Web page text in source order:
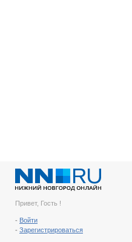
Привет, Гость !
- Войти
- Зарегистрироваться